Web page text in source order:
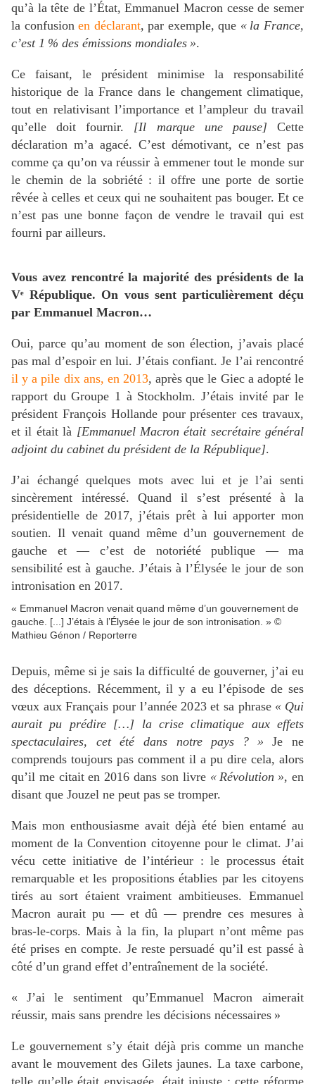
qu’à la tête de l’État, Emmanuel Macron cesse de semer
la confusionen déclarant, par exemple, que « la France,
c’est 1 % des émissions mondiales ».
Ce faisant, le président minimise la responsabilité
historique de la France dans le changement climatique,
tout en relativisant l’importance et l’ampleur du travail
qu’elle doit fournir. [Il marque une pause] Cette
déclaration m’a agacé. C’est démotivant, ce n’est pas
comme ça qu’on va réussir à emmener tout le monde sur
le chemin de la sobriété : il offre une porte de sortie
rêvée à celles et ceux qui ne souhaitent pas bouger. Et ce
n’est pas une bonne façon de vendre le travail qui est
fourni par ailleurs.
Vous avez rencontré la majorité des présidents de la
Vᵉ République. On vous sent particulièrement déçu
par Emmanuel Macron…
Oui, parce qu’au moment de son élection, j’avais placé
pas mal d’espoir en lui. J’étais confiant. Je l’ai rencontré
il y a pile dix ans, en 2013, après que le Giec a adopté le
rapport du Groupe 1 à Stockholm. J’étais invité par le
président François Hollande pour présenter ces travaux,
et il était là [Emmanuel Macron était secrétaire général
adjoint du cabinet du président de la République].
J’ai échangé quelques mots avec lui et je l’ai senti
sincèrement intéressé. Quand il s’est présenté à la
présidentielle de 2017, j’étais prêt à lui apporter mon
soutien. Il venait quand même d’un gouvernement de
gauche et — c’est de notoriété publique — ma
sensibilité est à gauche. J’étais à l’Élysée le jour de son
intronisation en 2017.
« Emmanuel Macron venait quand même d’un gouvernement de
gauche. [...] J’étais à l’Élysée le jour de son intronisation. » ©
Mathieu Génon / Reporterre
Depuis, même si je sais la difficulté de gouverner, j’ai eu
des déceptions. Récemment, il y a eu l’épisode de ses
vœux aux Français pour l’année 2023 et sa phrase « Qui
aurait pu prédire […] la crise climatique aux effets
spectaculaires, cet été dans notre pays
? » Je ne
comprends toujours pas comment il a pu dire cela, alors
qu’il me citait en 2016 dans son livre « Révolution », en
disant que Jouzel ne peut pas se tromper.
Mais mon enthousiasme avait déjà été bien entamé au
moment de la Convention citoyenne pour le climat. J’ai
vécu cette initiative de l’intérieur : le processus était
remarquable et les propositions établies par les citoyens
tirés au sort étaient vraiment ambitieuses. Emmanuel
Macron aurait pu — et dû — prendre ces mesures à
bras-le-corps. Mais à la fin, la plupart n’ont même pas
été prises en compte. Je reste persuadé qu’il est passé à
côté d’un grand effet d’entraînement de la société.
«
J’ai le sentiment qu’Emmanuel Macron aimerait
réussir, mais sans prendre les décisions nécessaires »
Le gouvernement s’y était déjà pris comme un manche
avant le mouvement des Gilets jaunes. La taxe carbone,